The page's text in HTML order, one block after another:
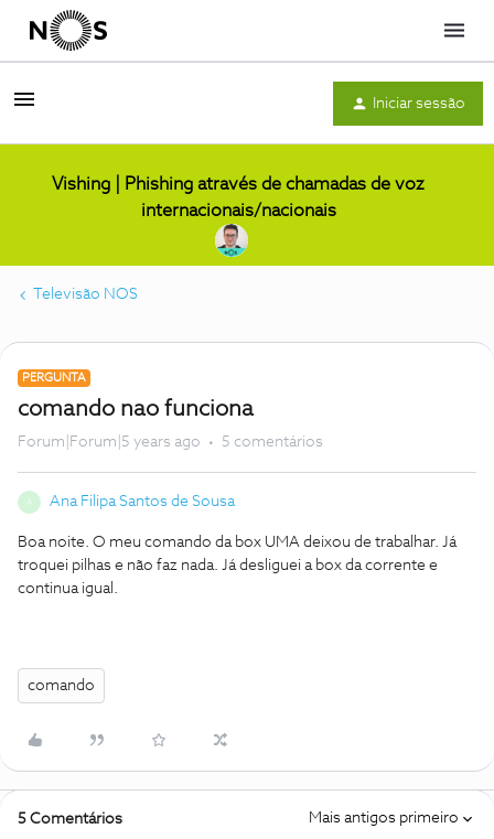
Menu
Iniciar sessão
Vishing | Phishing através de chamadas de voz
internacionais/nacionais
Televisão NOS
PERGUNTA
comando nao funciona
Forum|Forum|5 years ago 5 comentários
A Ana Filipa Santos de Sousa
Boa noite. O meu comando da box UMA deixou de trabalhar. Já
troquei pilhas e não faz nada. Já desliguei a box da corrente e
continua igual.
comando
5 Comentários Mais antigos primeiro